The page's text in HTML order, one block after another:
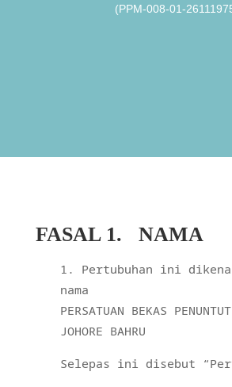
(PPM-008-01-
FASAL 1. NAMA
Pertubuhan ini
nama
PERSATUAN BEKAS
JOHORE BAHRU
Selepas ini disebut